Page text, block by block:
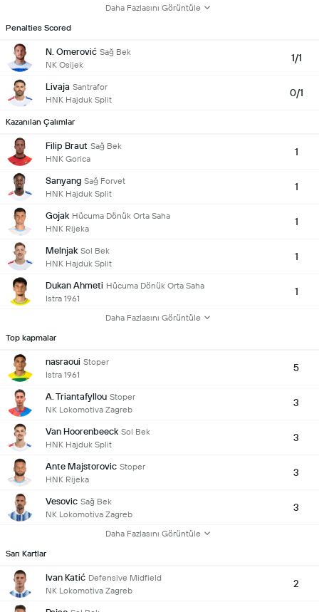
Daha Fazlasını Görüntüle
Penalties Scored
N. Omerović Sağ Bek
NK Osijek
1/1
Livaja Santrafor
HNK Hajduk Split
0/1
Kazanılan Çalımlar
Filip Braut Sağ Bek
HNK Gorica
1
Sanyang Sağ Forvet
HNK Hajduk Split
1
Gojak Hücuma Dönük Orta Saha
HNK Rijeka
1
Melnjak Sol Bek
HNK Hajduk Split
1
Dukan Ahmeti Hücuma Dönük Orta Saha
Istra 1961
1
Daha Fazlasını Görüntüle
Top kapmalar
nasraoui Stoper
Istra 1961
5
A. Triantafyllou Stoper
NK Lokomotiva Zagreb
3
Van Hoorenbeeck Sol Bek
HNK Hajduk Split
3
Ante Majstorovic Stoper
HNK Rijeka
3
Vesovic Sağ Bek
NK Lokomotiva Zagreb
3
Daha Fazlasını Görüntüle
Sarı Kartlar
Ivan Katić Defensive Midfield
NK Lokomotiva Zagreb
2